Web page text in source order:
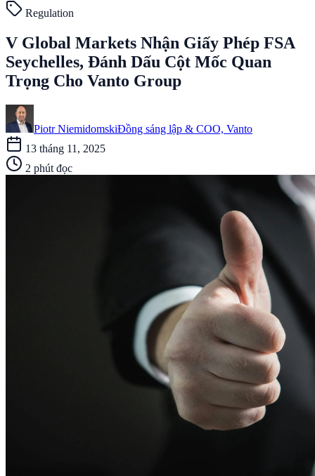
Regulation
V Global Markets Nhận Giấy Phép FSA
Seychelles, Đánh Dấu Cột Mốc Quan
Trọng Cho Vanto Group
Piotr NiemidomskiĐồng sáng lập & COO, Vanto
13 tháng 11, 2025
2 phút đọc